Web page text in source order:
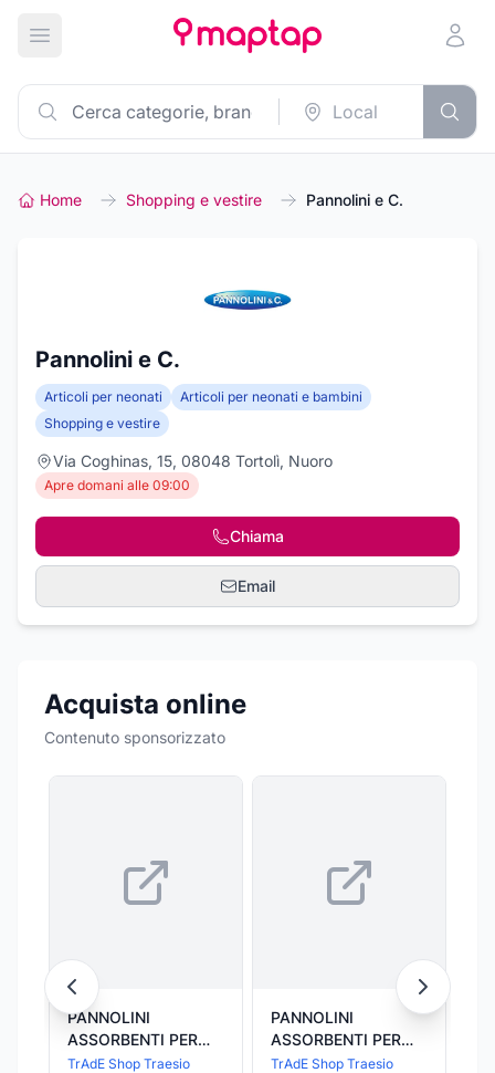
Apri menu principale
Home Shopping e vestire Pannolini e C.
Pannolini e C.
Articoli per neonati
Articoli per neonati e bambini
Shopping e vestire
Via Coghinas, 15, 08048 Tortolì, Nuoro
Apre domani alle 09:00
Chiama
Email
Acquista online
Contenuto sponsorizzato
PANNOLINI
ASSORBENTI PER
CANI XS TAGLIA
TrAdE Shop Traesio
PANNOLINI
ASSORBENTI PER
CANI TAGLIA S
TrAdE Shop Traesio